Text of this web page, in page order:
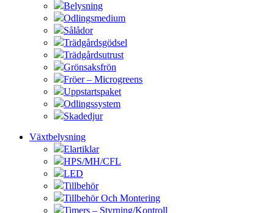
Belysning
Odlingsmedium
Sålådor
Trädgårdsgödsel
Trädgårdsutrust
Grönsaksfrön
Fröer – Microgreens
Uppstartspaket
Odlingssystem
Skadedjur
Växtbelysning
Elartiklar
HPS/MH/CFL
LED
Tillbehör
Tillbehör Och Montering
Timers – Styrning/Kontroll